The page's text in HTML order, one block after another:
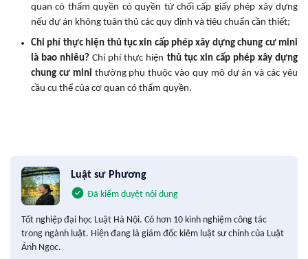
quan có thẩm quyền có quyền từ chối cấp giấy phép xây dựng
nếu dự án không tuân thủ các quy định và tiêu chuẩn cần thiết;
Chi phí thực hiện thủ tục xin cấp phép xây dựng chung cư mini
là bao nhiêu?Chi phí thực hiện thủ tục xin cấp phép xây dựng
chung cư mini thường phụ thuộc vào quy mô dự án và các yêu
cầu cụ thể của cơ quan có thẩm quyền.
Luật sư Phương
Đã kiểm duyệt nội dung
Tốt nghiệp đại học Luật Hà Nội. Có hơn 10 kinh nghiệm công tác
trong ngành luật. Hiện đang là giám đốc kiêm luật sư chính của Luật
Ánh Ngọc.